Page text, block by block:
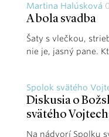
Martina Halúsková
A bola svadba
Šaty s vlečkou,
nie je, jasný pane.
Spolok svätého
Diskusia o
svätého
Na nádvorí Spolku